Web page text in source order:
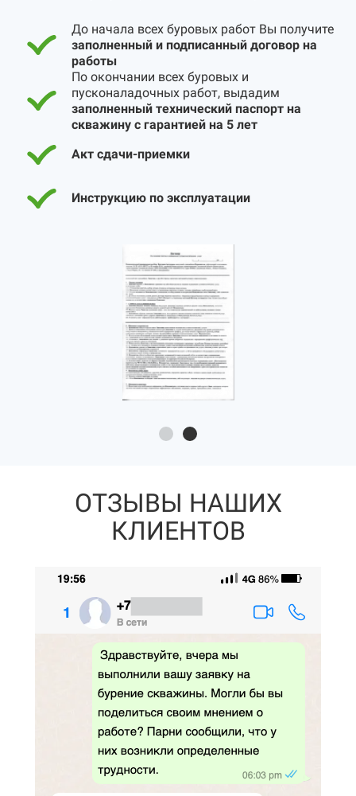
До начала всех буровых работ Вы получите
заполненный и подписанный договор на
работы
По окончании всех буровых и
пусконаладочных работ, выдадим
заполненный технический паспорт на
скважину с гарантией на 5 лет
Акт сдачи-приемки
Инструкцию по эксплуатации
ОТЗЫВЫ НАШИХ
КЛИЕНТОВ